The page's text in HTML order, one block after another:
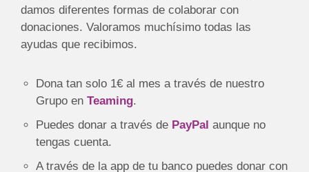
damos diferentes formas de colaborar con
donaciones. Valoramos muchísimo todas las
ayudas que recibimos.
Dona tan solo 1€ al mes a través de nuestro
Grupo en Teaming.
Puedes donar a través de PayPal aunque no
tengas cuenta.
A través de la app de tu banco puedes donar con